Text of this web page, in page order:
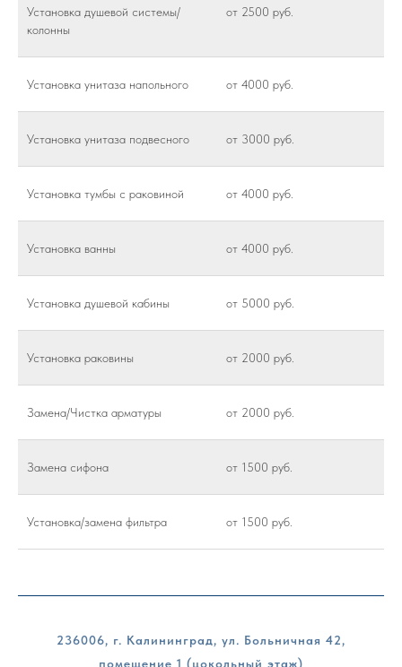
Установка душевой системы/
колонны
от 2500 руб.
Установка унитаза напольного от 4000 руб.
Установка унитаза подвесного от 3000 руб.
Установка тумбы с раковиной от 4000 руб.
Установка ванны от 4000 руб.
Установка душевой кабины от 5000 руб.
Установка раковины от 2000 руб.
Замена/Чистка арматуры от 2000 руб.
Замена сифона от 1500 руб.
Установка/замена фильтра от 1500 руб.
236006, г. Калининград, ул. Больничная 42,
помещение 1 (цокольный этаж)